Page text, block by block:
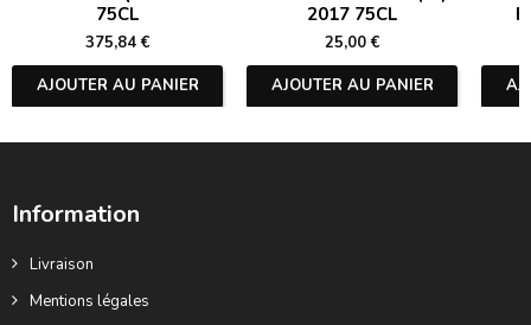
75CL
375,84 €
AJOUTER AU PANIER
2017 75CL
25,00 €
AJOUTER AU PANIER
Information
Livraison
Mentions légales